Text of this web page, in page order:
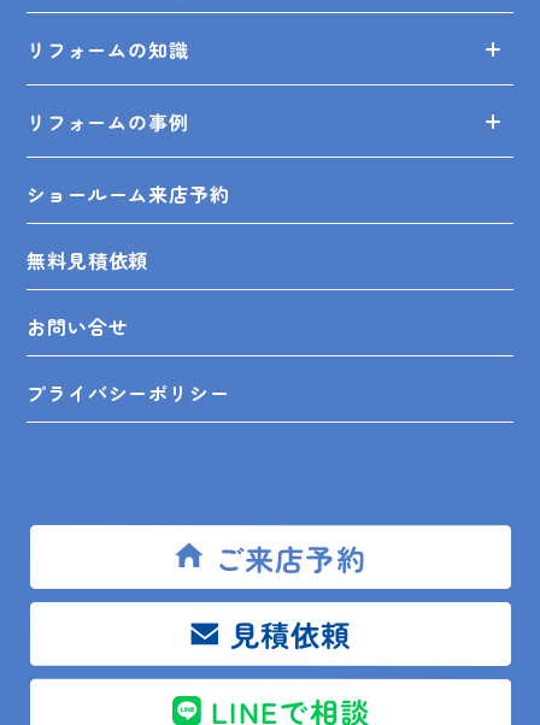
ご来店予約
見積依頼
LINEで相談
リフォームの知識
リフォームの事例
ショールーム来店予約
無料見積依頼
お問い合せ
プライバシーポリシー
〒292-0055 木更津市朝日3-10-9
館山店 〒294-0054 館山市湊510-1